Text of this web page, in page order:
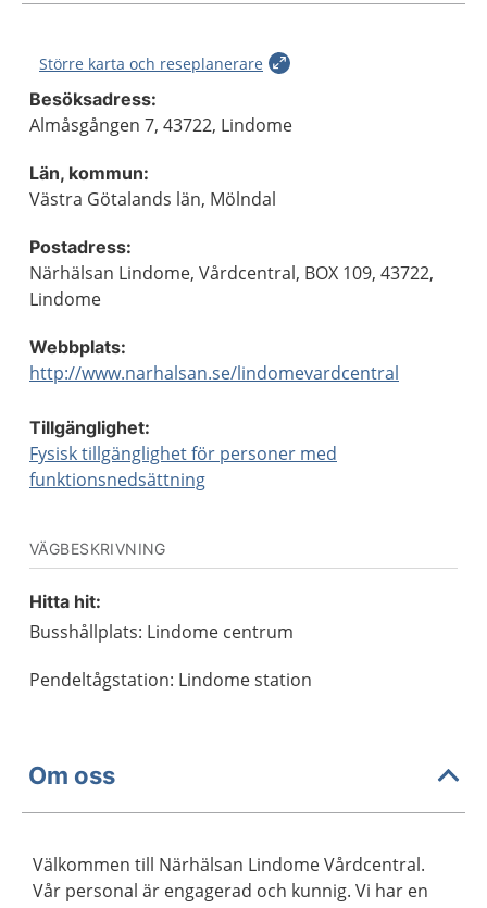
Större karta och reseplanerare
Besöksadress:
Almåsgången 7, 43722, Lindome
Län, kommun:
Västra Götalands län, Mölndal
Postadress:
Närhälsan Lindome, Vårdcentral, BOX 109, 43722,
Lindome
Webbplats:
http://www.narhalsan.se/lindomevardcentral
Tillgänglighet:
Fysisk tillgänglighet för personer med
funktionsnedsättning
VÄGBESKRIVNING
Hitta hit:
Busshållplats: Lindome centrum
Pendeltågstation: Lindome station
Om oss
Välkommen till Närhälsan Lindome Vårdcentral.
Vår personal är engagerad och kunnig. Vi har en